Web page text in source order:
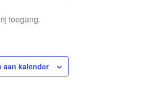
toegang.
aan kalender